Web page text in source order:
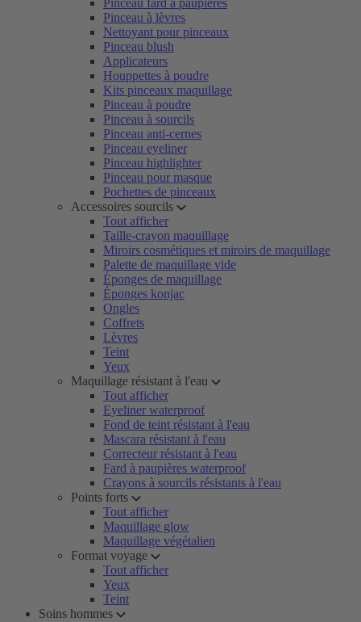
Pinceau fard à paupières
Pinceau à lèvres
Nettoyant pour pinceaux
Pinceau blush
Applicateurs
Houppettes à poudre
Kits pinceaux maquillage
Pinceau à poudre
Pinceau à sourcils
Pinceau anti-cernes
Pinceau eyeliner
Pinceau highlighter
Pinceau pour masque
Pochettes de pinceaux
Accessoires sourcils
Tout afficher
Taille-crayon maquillage
Miroirs cosmétiques et miroirs de maquillage
Palette de maquillage vide
Éponges de maquillage
Éponges konjac
Ongles
Coffrets
Lèvres
Teint
Yeux
Maquillage résistant à l'eau
Tout afficher
Eyeliner waterproof
Fond de teint résistant à l'eau
Mascara résistant à l'eau
Correcteur résistant à l'eau
Fard à paupières waterproof
Crayons à sourcils résistants à l'eau
Points forts
Tout afficher
Maquillage glow
Maquillage végétalien
Format voyage
Tout afficher
Yeux
Teint
Soins hommes